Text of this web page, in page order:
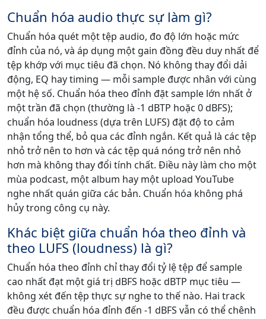
Chuẩn hóa audio thực sự làm gì?
Chuẩn hóa quét một tệp audio, đo độ lớn hoặc mức
đỉnh của nó, và áp dụng một gain đồng đều duy nhất để
tệp khớp với mục tiêu đã chọn. Nó không thay đổi dải
động, EQ hay timing — mỗi sample được nhân với cùng
một hệ số. Chuẩn hóa theo đỉnh đặt sample lớn nhất ở
một trần đã chọn (thường là -1 dBTP hoặc 0 dBFS);
chuẩn hóa loudness (dựa trên LUFS) đặt độ to cảm
nhận tổng thể, bỏ qua các đỉnh ngắn. Kết quả là các tệp
nhỏ trở nên to hơn và các tệp quá nóng trở nên nhỏ
hơn mà không thay đổi tính chất. Điều này làm cho một
mùa podcast, một album hay một upload YouTube
nghe nhất quán giữa các bản. Chuẩn hóa không phá
hủy trong công cụ này.
Khác biệt giữa chuẩn hóa theo đỉnh và
theo LUFS (loudness) là gì?
Chuẩn hóa theo đỉnh chỉ thay đổi tỷ lệ tệp để sample
cao nhất đạt một giá trị dBFS hoặc dBTP mục tiêu —
không xét đến tệp thực sự nghe to thế nào. Hai track
đều được chuẩn hóa đỉnh đến -1 dBFS vẫn có thể chênh